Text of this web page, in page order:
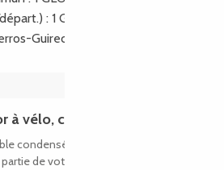
: 1 GLOBAL.AT 1km
Guirec GLOBAL.AT 17km
à vélo, côté Ouest
condensé des différentes facettes
de votre périple vous mènera